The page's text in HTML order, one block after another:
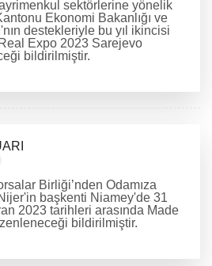
sektörlerine yönelik
Ekonomi Bakanlığı ve
destekleriyle bu yıl ikincisi
Expo 2023 Sarejevo
bildirilmiştir.
Birliği’nden Odamıza
başkenti Niamey'de 31
2023 tarihleri arasında Made
bildirilmiştir.